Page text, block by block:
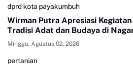
dprd kota payakumbuh
Wirman Putra Apresiasi
Tradisi Adat dan Budaya di
Minggu, Agustus 02, 2026
pertanian